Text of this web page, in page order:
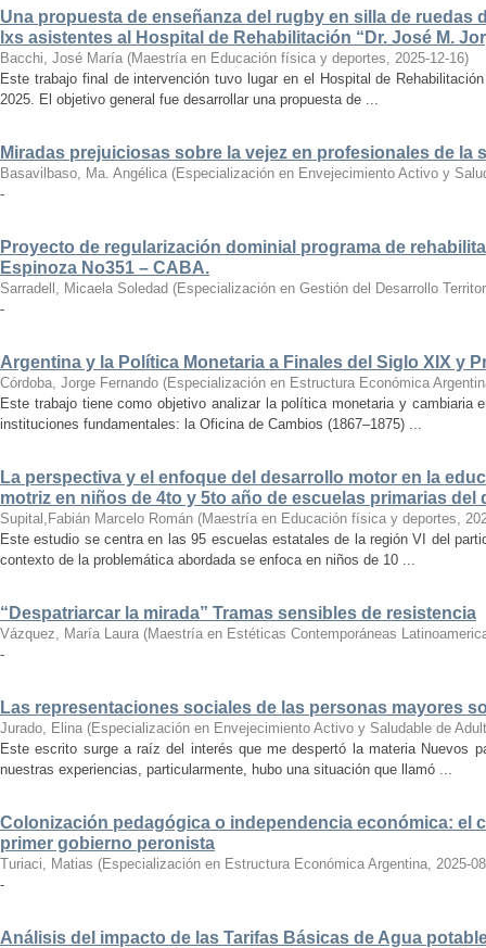
Una propuesta de enseñanza del rugby en silla de
lxs asistentes al Hospital de Rehabilitación “Dr. José M.
Bacchi, José María (Maestría en Educación física y deportes, 2025-12-16)
Este trabajo final de intervención tuvo lugar en el Hospital de
2025. El objetivo general fue desarrollar una propuesta de ...
Miradas prejuiciosas sobre la vejez en profesionales de la
Basavilbaso, Ma. Angélica (Especialización en Envejecimiento Activo y
-
Proyecto de regularización dominial programa de
Espinoza No351 – CABA.
Sarradell, Micaela Soledad (Especialización en Gestión del Desarrollo
-
Argentina y la Política Monetaria a Finales del Siglo XIX y
Córdoba, Jorge Fernando (Especialización en Estructura Económica
Este trabajo tiene como objetivo analizar la política monetaria y
instituciones fundamentales: la Oficina de Cambios (1867–1875) ...
La perspectiva y el enfoque del desarrollo motor en la
motriz en niños de 4to y 5to año de escuelas primarias
Supital,Fabián Marcelo Román (Maestría en Educación física y deportes,
Este estudio se centra en las 95 escuelas estatales de la región VI del
contexto de la problemática abordada se enfoca en niños de 10 ...
“Despatriarcar la mirada” Tramas sensibles de resistencia
Vázquez, María Laura (Maestría en Estéticas Contemporáneas
-
Las representaciones sociales de las personas mayores
Jurado, Elina (Especialización en Envejecimiento Activo y Saludable de
Este escrito surge a raíz del interés que me despertó la materia Nuevos
nuestras experiencias, particularmente, hubo una situación que llamó ...
Colonización pedagógica o independencia económica: el
primer gobierno peronista
Turiaci, Matias (Especialización en Estructura Económica Argentina, 2025-
-
Análisis del impacto de las Tarifas Básicas de Agua